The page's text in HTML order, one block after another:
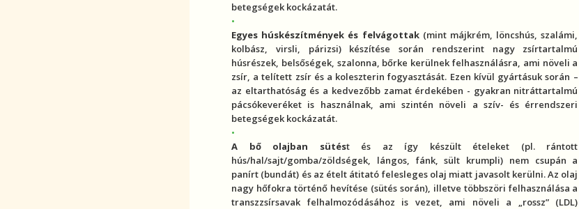
betegségek kockázatát.
Egyes húskészítmények és felvágottak(mint májkrém, löncshús, szalámi,
kolbász, virsli, párizsi) készítése során rendszerint nagy zsírtartalmú
húsrészek, belsőségek, szalonna, bőrke kerülnek felhasználásra, ami növeli a
zsír, atelített zsírés a koleszterin fogyasztását. Ezen kívül gyártásuk során –
az eltarthatóság és a kedvezőbb zamat érdekében - gyakran nitráttartalmú
pácsókeveréket is használnak, ami szintén növeli a szív- és érrendszeri
betegségek kockázatát.
A bő olajban sütést és az így készült ételeket (pl. rántott
hús/hal/sajt/gomba/zöldségek, lángos, fánk, sült krumpli) nem csupán a
panírt (bundát) és az ételt átitató felesleges olaj miatt javasolt kerülni. Az olaj
nagy hőfokra történő hevítése (sütés során), illetve többszöri felhasználása a
transzzsírsavak felhalmozódásához is vezet, ami növeli a „rossz” (LDL)